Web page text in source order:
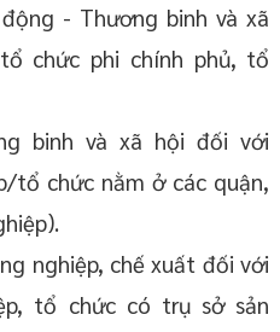
- Thương binh và xã
chức phi chính phủ, tổ
binh và xã hội đối với
tổ chức nằm ở các quận,
nghiệp, chế xuất đối với
tổ chức có trụ sở sản